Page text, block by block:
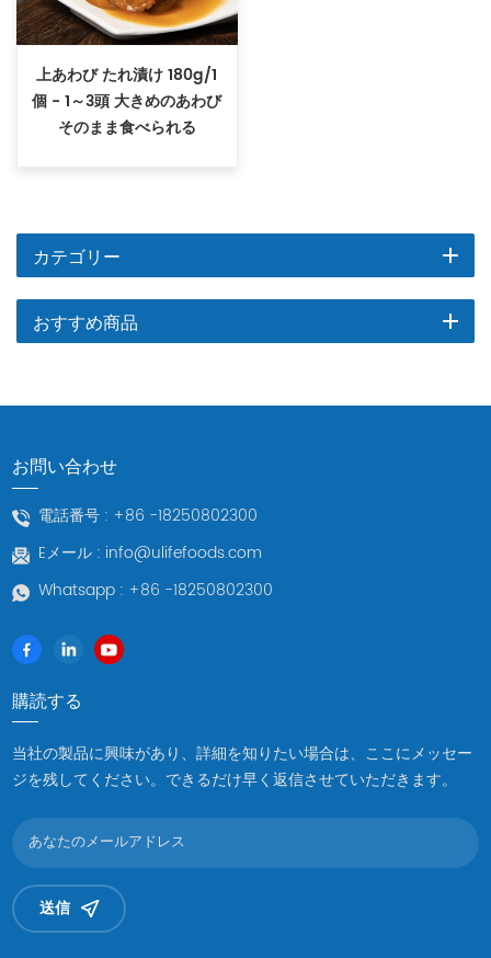
上あわび たれ漬け 180g/1
個 - 1～3頭 大きめのあわび
そのまま食べられる
カテゴリー
おすすめ商品
お問い合わせ
電話番号 : +86 -18250802300
Eメール : info@ulifefoods.com
Whatsapp : +86 -18250802300
購読する
当社の製品に興味があり、詳細を知りたい場合は、ここにメッセー
ジを残してください。できるだけ早く返信させていただきます。
送信